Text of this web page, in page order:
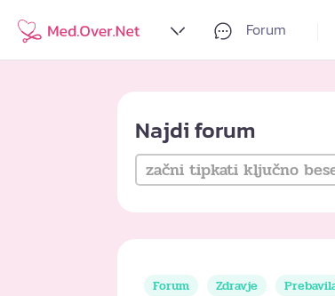
Forum
Najdi forum
Forum Zdravje